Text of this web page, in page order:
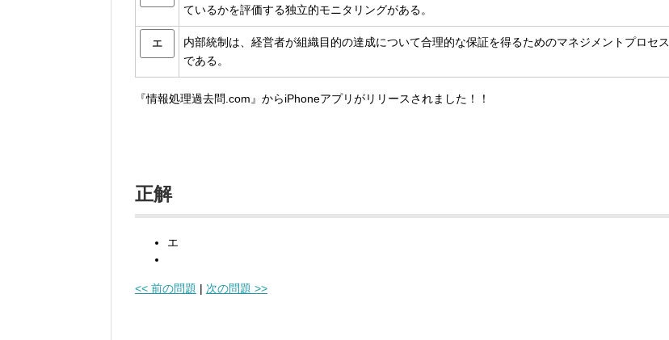
ているかを評価する独立的モニタリングがある。
エ
内部統制は、経営者が組織目的の達成について合理的な保証を得るためのマネジメントプロセス
である。
『情報処理過去問.com』からiPhoneアプリがリリースされました！！
正解
エ
<< 前の問題 | 次の問題 >>